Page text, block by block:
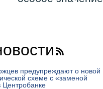
предупреждают о новой
схеме с «заменой
Центробанке